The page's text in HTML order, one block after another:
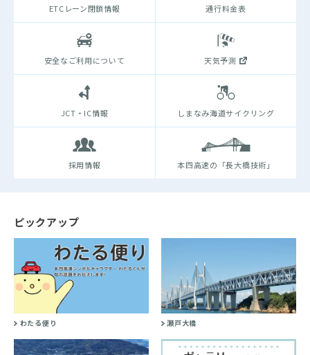
ETCレーン閉鎖情報 通行料金表
安全なご利用について 天気予測
JCT・IC情報 しまなみ海道サイクリング
採用情報 本四高速の「長大橋技術」
ピックアップ
わたる便り 瀬戸大橋